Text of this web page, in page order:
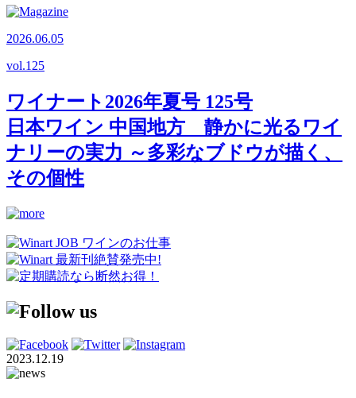
2026.06.05
vol.125
ワイナート2026年夏号 125号
日本ワイン 中国地方 静かに光るワイ
ナリーの実力 ～多彩なブドウが描く、
その個性
2023.12.19